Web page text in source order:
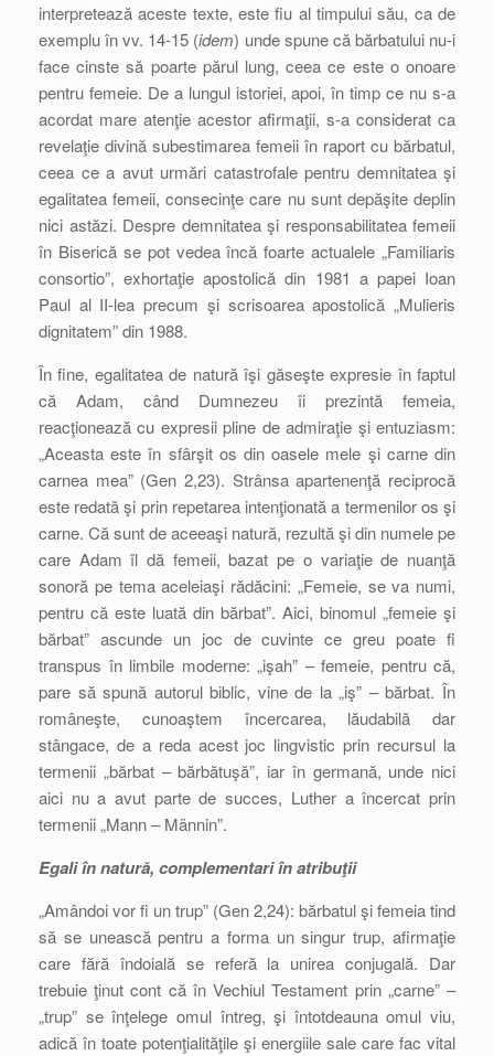
interpretează aceste texte, este fiu al timpului său, ca de
exemplu în vv. 14-15 (idem) unde spune că bărbatului nu-i
face cinste să poarte părul lung, ceea ce este o onoare
pentru femeie. De a lungul istoriei, apoi, în timp ce nu s-a
acordat mare atenţie acestor afirmaţii, s-a considerat ca
revelaţie divină subestimarea femeii în raport cu bărbatul,
ceea ce a avut urmări catastrofale pentru demnitatea şi
egalitatea femeii, consecinţe care nu sunt depăşite deplin
nici astăzi. Despre demnitatea şi responsabilitatea femeii
în Biserică se pot vedea încă foarte actualele „Familiaris
consortio”, exhortaţie apostolică din 1981 a papei Ioan
Paul al II-lea precum şi scrisoarea apostolică „Mulieris
dignitatem” din 1988.
În fine, egalitatea de natură îşi găseşte expresie în faptul
că Adam, când Dumnezeu îi prezintă femeia,
reacţionează cu expresii pline de admiraţie şi entuziasm:
„Aceasta este în sfârşit os din oasele mele şi carne din
carnea mea” (Gen 2,23). Strânsa apartenenţă reciprocă
este redată şi prin repetarea intenţionată a termenilor os şi
carne. Că sunt de aceeaşi natură, rezultă şi din numele pe
care Adam îl dă femeii, bazat pe o variaţie de nuanţă
sonoră pe tema aceleiaşi rădăcini: „Femeie, se va numi,
pentru că este luată din bărbat”. Aici, binomul „femeie şi
bărbat” ascunde un joc de cuvinte ce greu poate fi
transpus în limbile moderne: „işah” – femeie, pentru că,
pare să spună autorul biblic, vine de la „iş” – bărbat. În
româneşte, cunoaştem încercarea, lăudabilă dar
stângace, de a reda acest joc lingvistic prin recursul la
termenii „bărbat – bărbătuşă”, iar în germană, unde nici
aici nu a avut parte de succes, Luther a încercat prin
termenii „Mann – Männin”.
Egali în natură, complementari în atribuţii
„Amândoi vor fi un trup” (Gen 2,24): bărbatul şi femeia tind
să se unească pentru a forma un singur trup, afirmaţie
care fără îndoială se referă la unirea conjugală. Dar
trebuie ţinut cont că în Vechiul Testament prin „carne” –
„trup” se înţelege omul întreg, şi întotdeauna omul viu,
adică în toate potenţialităţile şi energiile sale care fac vital